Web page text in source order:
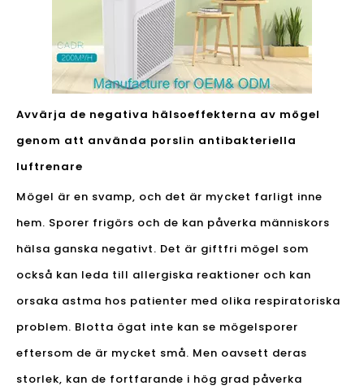
Avvärja de negativa hälsoeffekterna av mögel
genom att använda porslin antibakteriella
luftrenare
Mögel är en svamp, och det är mycket farligt inne
hem. Sporer frigörs och de kan påverka människors
hälsa ganska negativt. Det är giftfri mögel som
också kan leda till allergiska reaktioner och kan
orsaka astma hos patienter med olika respiratoriska
problem. Blotta ögat inte kan se mögelsporer
eftersom de är mycket små. Men oavsett deras
storlek, kan de fortfarande i hög grad påverka